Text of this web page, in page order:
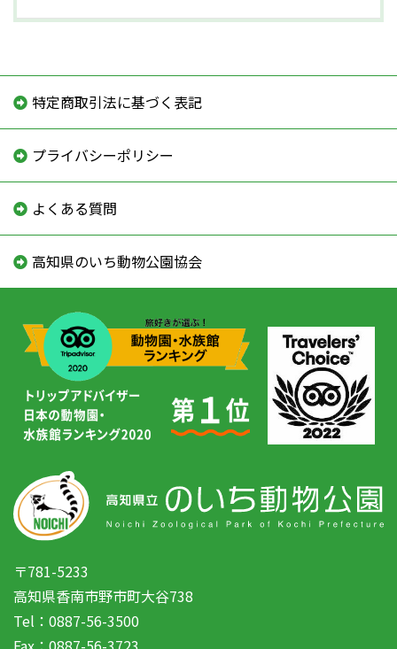
特定商取引法に基づく表記
プライバシーポリシー
よくある質問
高知県のいち動物公園協会
〒781-5233
高知県香南市野市町大谷738
Tel：0887-56-3500